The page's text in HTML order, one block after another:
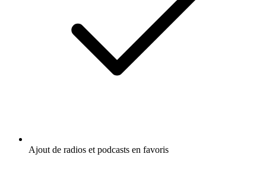
Ajout de radios et podcasts en favoris